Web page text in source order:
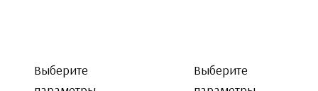
Выберите
Выберите